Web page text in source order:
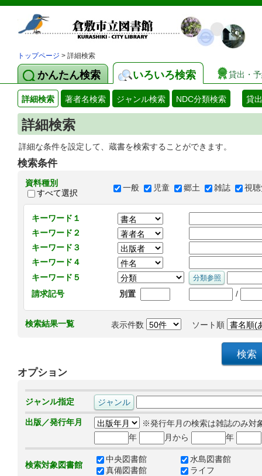
トップページ > 詳細検索
かんたん検索 いろいろ検索 貸出・
詳細検索 著者名検索 ジャンル検索 NDC分類検索 貸
詳細検索
詳細な条件を設定して、蔵書を検索することができます。
検索条件
資料種別
すべて選択
一般 児童 郷土 雑誌 視
キーワード１
キーワード２
キーワード３
キーワード４
キーワード５
請求記号
別置 /
検索結果一覧 表示件数 ソート順
オプション
ジャンル指定
出版／発行年月
※発行年月の検索は雑誌のみ対
年
月から 年
検索対象図書館
中央図書館
水島図書館
真備図書館
ライフ